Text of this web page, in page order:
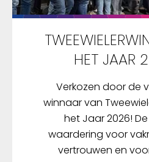
HET JAAR
Verkozen door de
winnaar van
het Jaar 2026!
waardering voor
vertrouwen en